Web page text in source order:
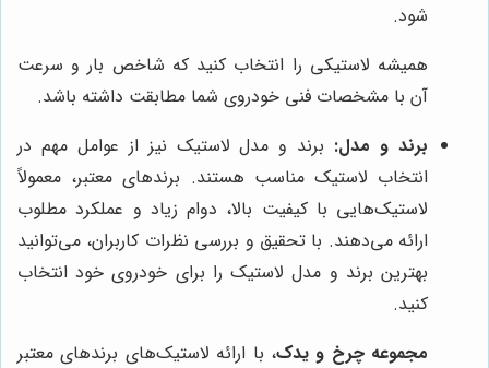
شود.
همیشه لاستیکی را انتخاب کنید که شاخص بار و سرعت
آن با مشخصات فنی خودروی شما مطابقت داشته باشد.
برند و مدل: برند و مدل لاستیک نیز از عوامل مهم در
انتخاب لاستیک مناسب هستند. برندهای معتبر، معمولاً
لاستیک‌هایی با کیفیت بالا، دوام زیاد و عملکرد مطلوب
ارائه می‌دهند. با تحقیق و بررسی نظرات کاربران، می‌توانید
بهترین برند و مدل لاستیک را برای خودروی خود انتخاب
کنید.
مجموعه چرخ و یدک، با ارائه لاستیک‌های برندهای معتبر